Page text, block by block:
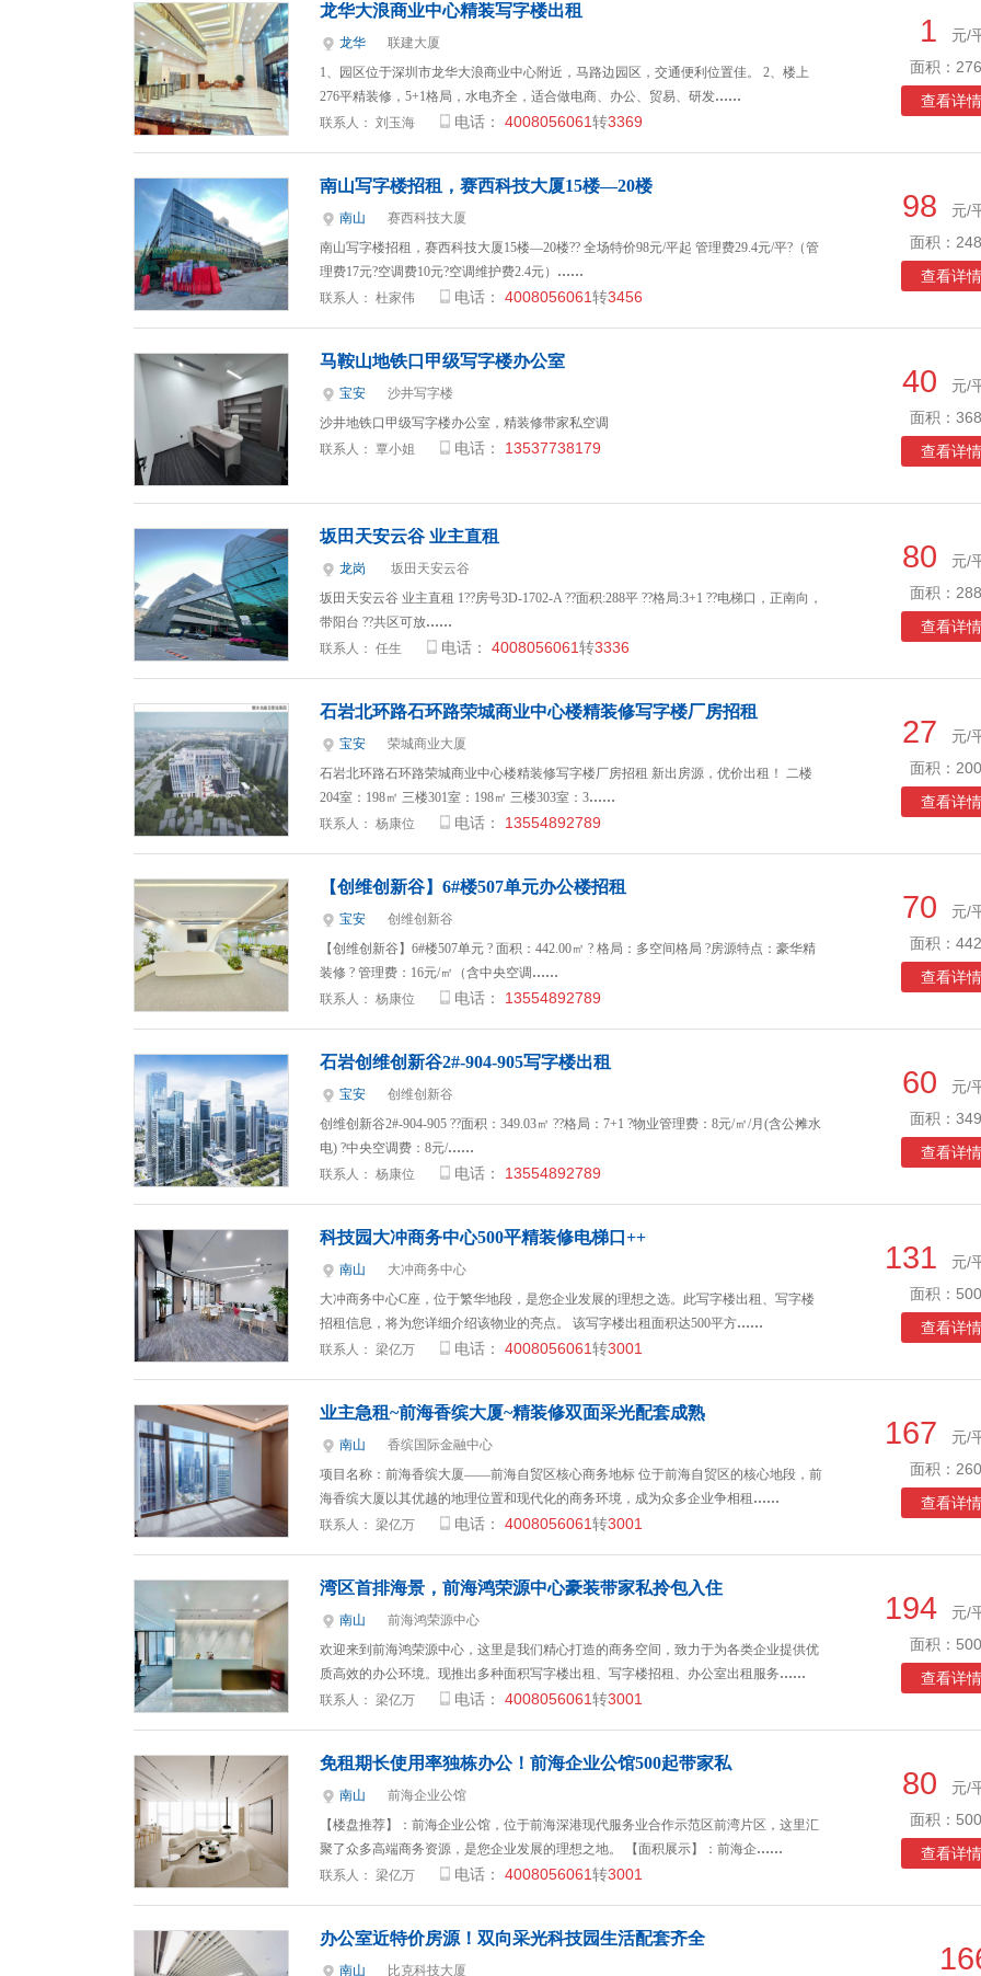
龙华大浪商业中心精装写字楼出租
龙华
联建大厦
1、园区位于深圳市龙华大浪商业中心附近，马路边园区，交通便利位置佳。 2、楼上
276平精装修，5+1格局，水电齐全，适合做电商、办公、贸易、研发……
联系人： 刘玉海 电话： 4008056061转3369
1
元/
面积：
查看详情
南山写字楼招租，赛西科技大厦15楼—20楼
南山
赛西科技大厦
南山写字楼招租，赛西科技大厦15楼—20楼?? 全场特价98元/平起 管理费29.4元/平?（管
理费17元?空调费10元?空调维护费2.4元） ……
联系人： 杜家伟 电话： 4008056061转3456
98
元/
面积：
查看详情
马鞍山地铁口甲级写字楼办公室
宝安
沙井写字楼
沙井地铁口甲级写字楼办公室，精装修带家私空调
联系人： 覃小姐 电话： 13537738179
40
元/
面积：
查看详情
坂田天安云谷 业主直租
龙岗
坂田天安云谷
坂田天安云谷 业主直租 1??房号3D-1702-A ??面积:288平 ??格局:3+1 ??电梯口，正南向，
带阳台 ??共区可放……
联系人： 任生 电话： 4008056061转3336
80
元/
面积：
查看详情
石岩北环路石环路荣城商业中心楼精装修写字楼厂房招租
宝安
荣城商业大厦
石岩北环路石环路荣城商业中心楼精装修写字楼厂房招租 新出房源，优价出租！ 二楼
204室：198㎡ 三楼301室：198㎡ 三楼303室：3……
联系人： 杨康位 电话： 13554892789
27
元/
面积：
查看详情
【创维创新谷】6#楼507单元办公楼招租
宝安
创维创新谷
【创维创新谷】6#楼507单元 ? 面积：442.00㎡ ? 格局：多空间格局 ?房源特点：豪华精
装修 ? 管理费：16元/㎡（含中央空调 ……
联系人： 杨康位 电话： 13554892789
70
元/
面积：
查看详情
石岩创维创新谷2#-904-905写字楼出租
宝安
创维创新谷
创维创新谷2#-904-905 ??面积：349.03㎡ ??格局：7+1 ?物业管理费：8元/㎡/月(含公摊水
电) ?中央空调费：8元/……
联系人： 杨康位 电话： 13554892789
60
元/
面积：
查看详情
科技园大冲商务中心500平精装修电梯口++
南山
大冲商务中心
大冲商务中心C座，位于繁华地段，是您企业发展的理想之选。此写字楼出租、写字楼
招租信息，将为您详细介绍该物业的亮点。 该写字楼出租面积达500平方……
联系人： 梁亿万 电话： 4008056061转3001
131
元/
面积：
查看详情
业主急租~前海香缤大厦~精装修双面采光配套成熟
南山
香缤国际金融中心
项目名称：前海香缤大厦——前海自贸区核心商务地标 位于前海自贸区的核心地段，前
海香缤大厦以其优越的地理位置和现代化的商务环境，成为众多企业争相租 ……
联系人： 梁亿万 电话： 4008056061转3001
167
元/
面积：
查看详情
湾区首排海景，前海鸿荣源中心豪装带家私拎包入住
南山
前海鸿荣源中心
欢迎来到前海鸿荣源中心，这里是我们精心打造的商务空间，致力于为各类企业提供优
质高效的办公环境。现推出多种面积写字楼出租、写字楼招租、办公室出租服务……
联系人： 梁亿万 电话： 4008056061转3001
194
元/
面积：
查看详情
免租期长使用率独栋办公！前海企业公馆500起带家私
南山
前海企业公馆
【楼盘推荐】：前海企业公馆，位于前海深港现代服务业合作示范区前湾片区，这里汇
聚了众多高端商务资源，是您企业发展的理想之地。 【面积展示】：前海企……
联系人： 梁亿万 电话： 4008056061转3001
80
元/
面积：
查看详情
办公室近特价房源！双向采光科技园生活配套齐全
南山 比克科技大厦